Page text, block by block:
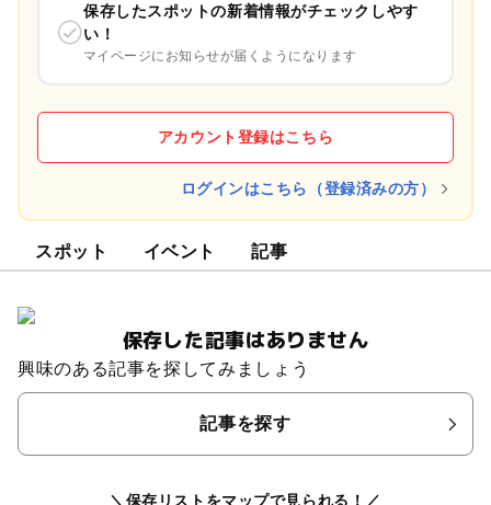
保存したスポットの新着情報がチェックしやす
い！
マイページにお知らせが届くようになります
アカウント登録はこちら
ログインはこちら（登録済みの方）
スポット イベント 記事
保存した記事はありません
興味のある記事を探してみましょう
記事を探す
保存リストをマップで見られる！